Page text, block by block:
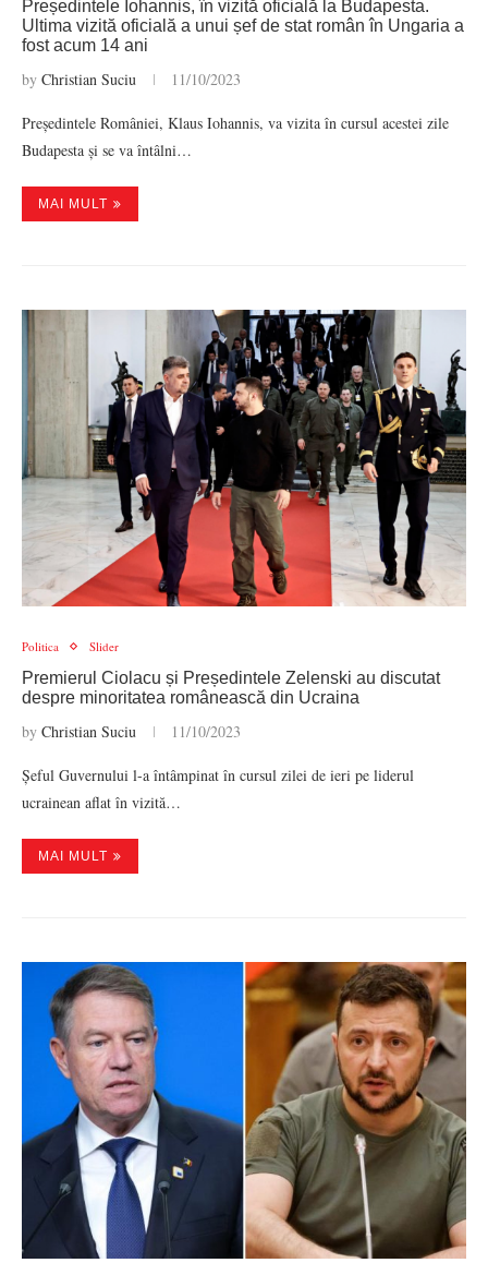
Președintele Iohannis, în vizită oficială la Budapesta.
Ultima vizită oficială a unui șef de stat român în Ungaria a
fost acum 14 ani
by Christian Suciu 11/10/2023
Președintele României, Klaus Iohannis, va vizita în cursul acestei zile
Budapesta și se va întâlni…
MAI MULT
Politica Slider
Premierul Ciolacu și Președintele Zelenski au discutat
despre minoritatea românească din Ucraina
by Christian Suciu 11/10/2023
Șeful Guvernului l-a întâmpinat în cursul zilei de ieri pe liderul
ucrainean aflat în vizită…
MAI MULT